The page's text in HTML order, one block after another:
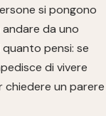
si pongono
da uno
pensi: se
di vivere
chiedere un parere